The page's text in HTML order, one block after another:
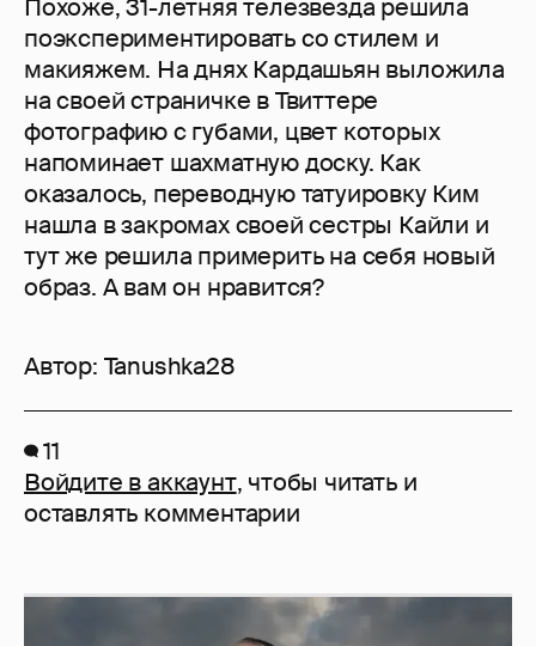
Похоже, 31-летняя телезвезда решила
поэкспериментировать со стилем и
макияжем. На днях Кардашьян выложила
на своей страничке в Твиттере
фотографию с губами, цвет которых
напоминает шахматную доску. Как
оказалось, переводную татуировку Ким
нашла в закромах своей сестры Кайли и
тут же решила примерить на себя новый
образ. А вам он нравится?
Автор: Tanushka28
11
Войдите в аккаунт, чтобы читать и
оставлять комментарии